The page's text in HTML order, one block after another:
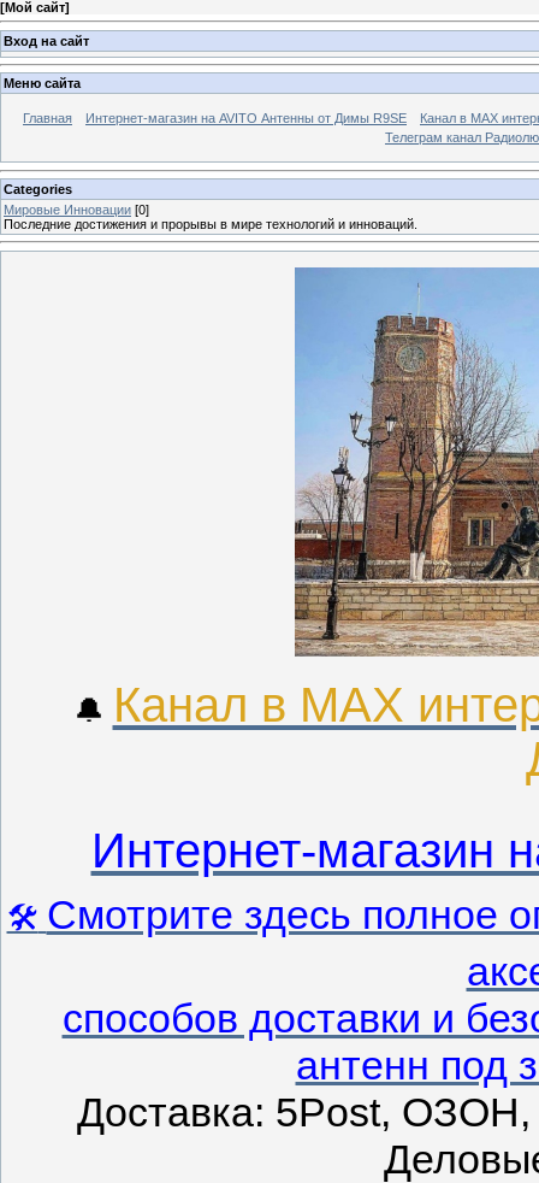
[Мой сайт]
Вход на сайт
Меню сайта
Главная Интернет-магазин на AVITO Антенны от Димы R9SE
Канал в МАХ
Телеграм канал
Categories
Мировые Инновации [0]
Последние достижения и прорывы в мире технологий и инноваций.
🔔 Канал в МАХ
Интернет-магазин
🛠 Смотрите здесь полное
способов доставки и
антенн под
Доставка: 5Post,